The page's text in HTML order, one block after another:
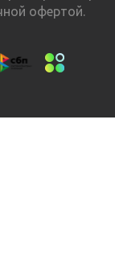
офертой.